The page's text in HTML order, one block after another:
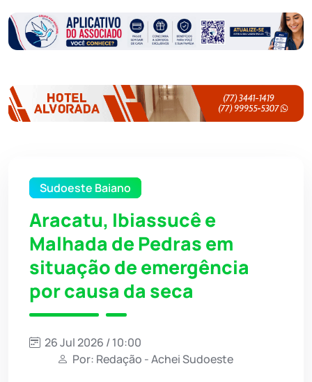
Sudoeste Baiano
Aracatu, Ibiassucê e
Malhada de Pedras em
situação de emergência
por causa da seca
26 Jul 2026 / 10:00
Por: Redação - Achei Sudoeste